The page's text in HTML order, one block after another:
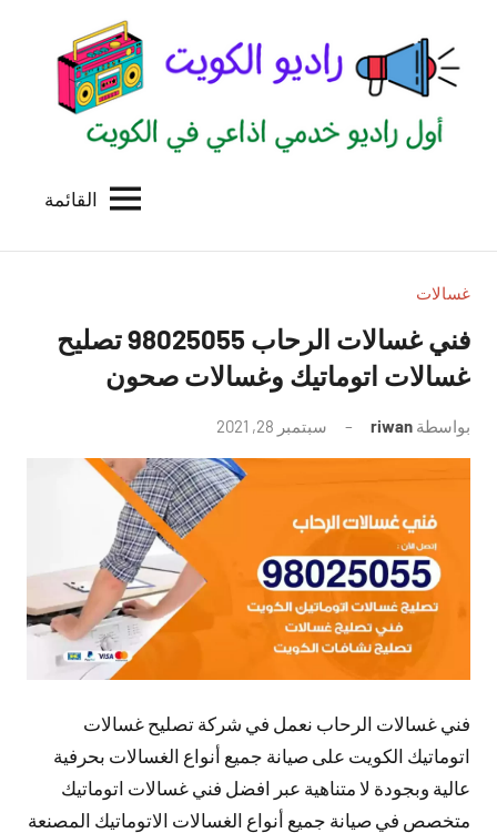
المحتوى
الكويت
للاعلانات
بالكويت
القائمة
غسالات
فني غسالات الرحاب 98025055 تصليح
غسالات اتوماتيك وغسالات صحون
بواسطة riwan سبتمبر 28, 2021
توجد
تعليقات
فني غسالات الرحاب نعمل في شركة تصليح غسالات
اتوماتيك الكويت على صيانة جميع أنواع الغسالات بحرفية
عالية وبجودة لا متناهية عبر افضل فني غسالات اتوماتيك
متخصص في صيانة جميع أنواع الغسالات الاتوماتيك المصنعة